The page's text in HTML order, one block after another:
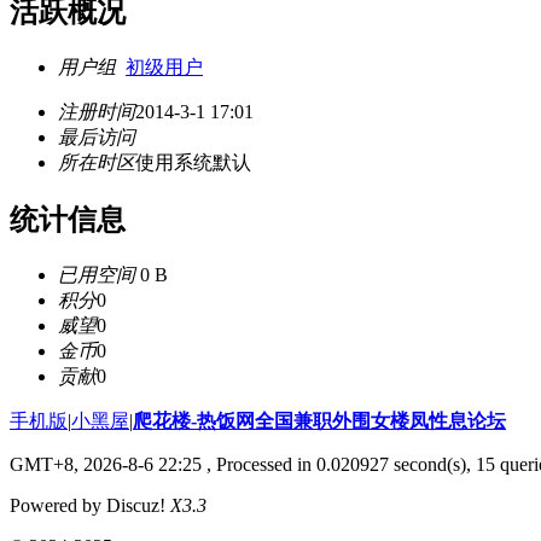
活跃概况
用户组 初级用户
注册时间2014-3-1 17:01
最后访问
所在时区使用系统默认
统计信息
已用空间0 B
积分0
威望0
金币0
贡献0
手机版|小黑屋|爬花楼-热饭网全国兼职外围女楼凤性息论坛
GMT+8, 2026-8-6 22:25 , Processed in 0.020927 second(s), 15
Powered by Discuz! X3.3